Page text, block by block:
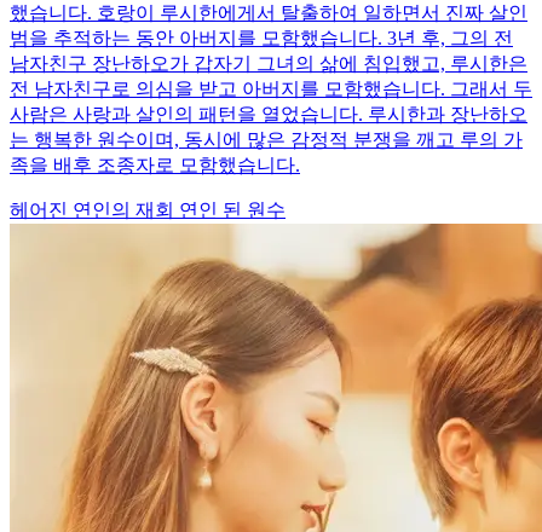
했습니다. 호랑이 루시한에게서 탈출하여 일하면서 진짜 살인
범을 추적하는 동안 아버지를 모함했습니다. 3년 후, 그의 전
남자친구 장난하오가 갑자기 그녀의 삶에 침입했고, 루시한은
전 남자친구로 의심을 받고 아버지를 모함했습니다. 그래서 두
사람은 사랑과 살인의 패턴을 열었습니다. 루시한과 장난하오
는 행복한 원수이며, 동시에 많은 감정적 분쟁을 깨고 루의 가
족을 배후 조종자로 모함했습니다.
헤어진 연인의 재회 연인 된 원수